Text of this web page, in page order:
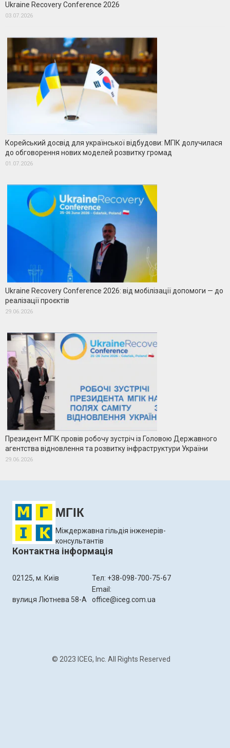
Ukraine Recovery Conference 2026
03.07.2026
Корейський досвід для української відбудови: МГІК долучилася
до обговорення нових моделей розвитку громад
01.07.2026
Ukraine Recovery Conference 2026: від мобілізації допомоги — до
реалізації проєктів
29.06.2026
Президент МГІК провів робочу зустріч із Головою Державного
агентства відновлення та розвитку інфраструктури України
29.06.2026
МГІК
Міждержавна гільдія інженерів-
консультантів
Контактна інформація
02125, м. Київ
вулиця Лютнева 58-А
Тел: +38-098-700-75-67
Email:
office@iceg.com.ua
© 2023 ICEG, Inc. All Rights Reserved